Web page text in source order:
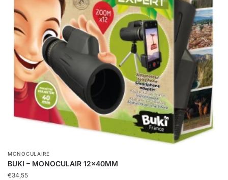
MONOCULAIRE
BUKI – MONOCULAIR 12x40MM
€34,55